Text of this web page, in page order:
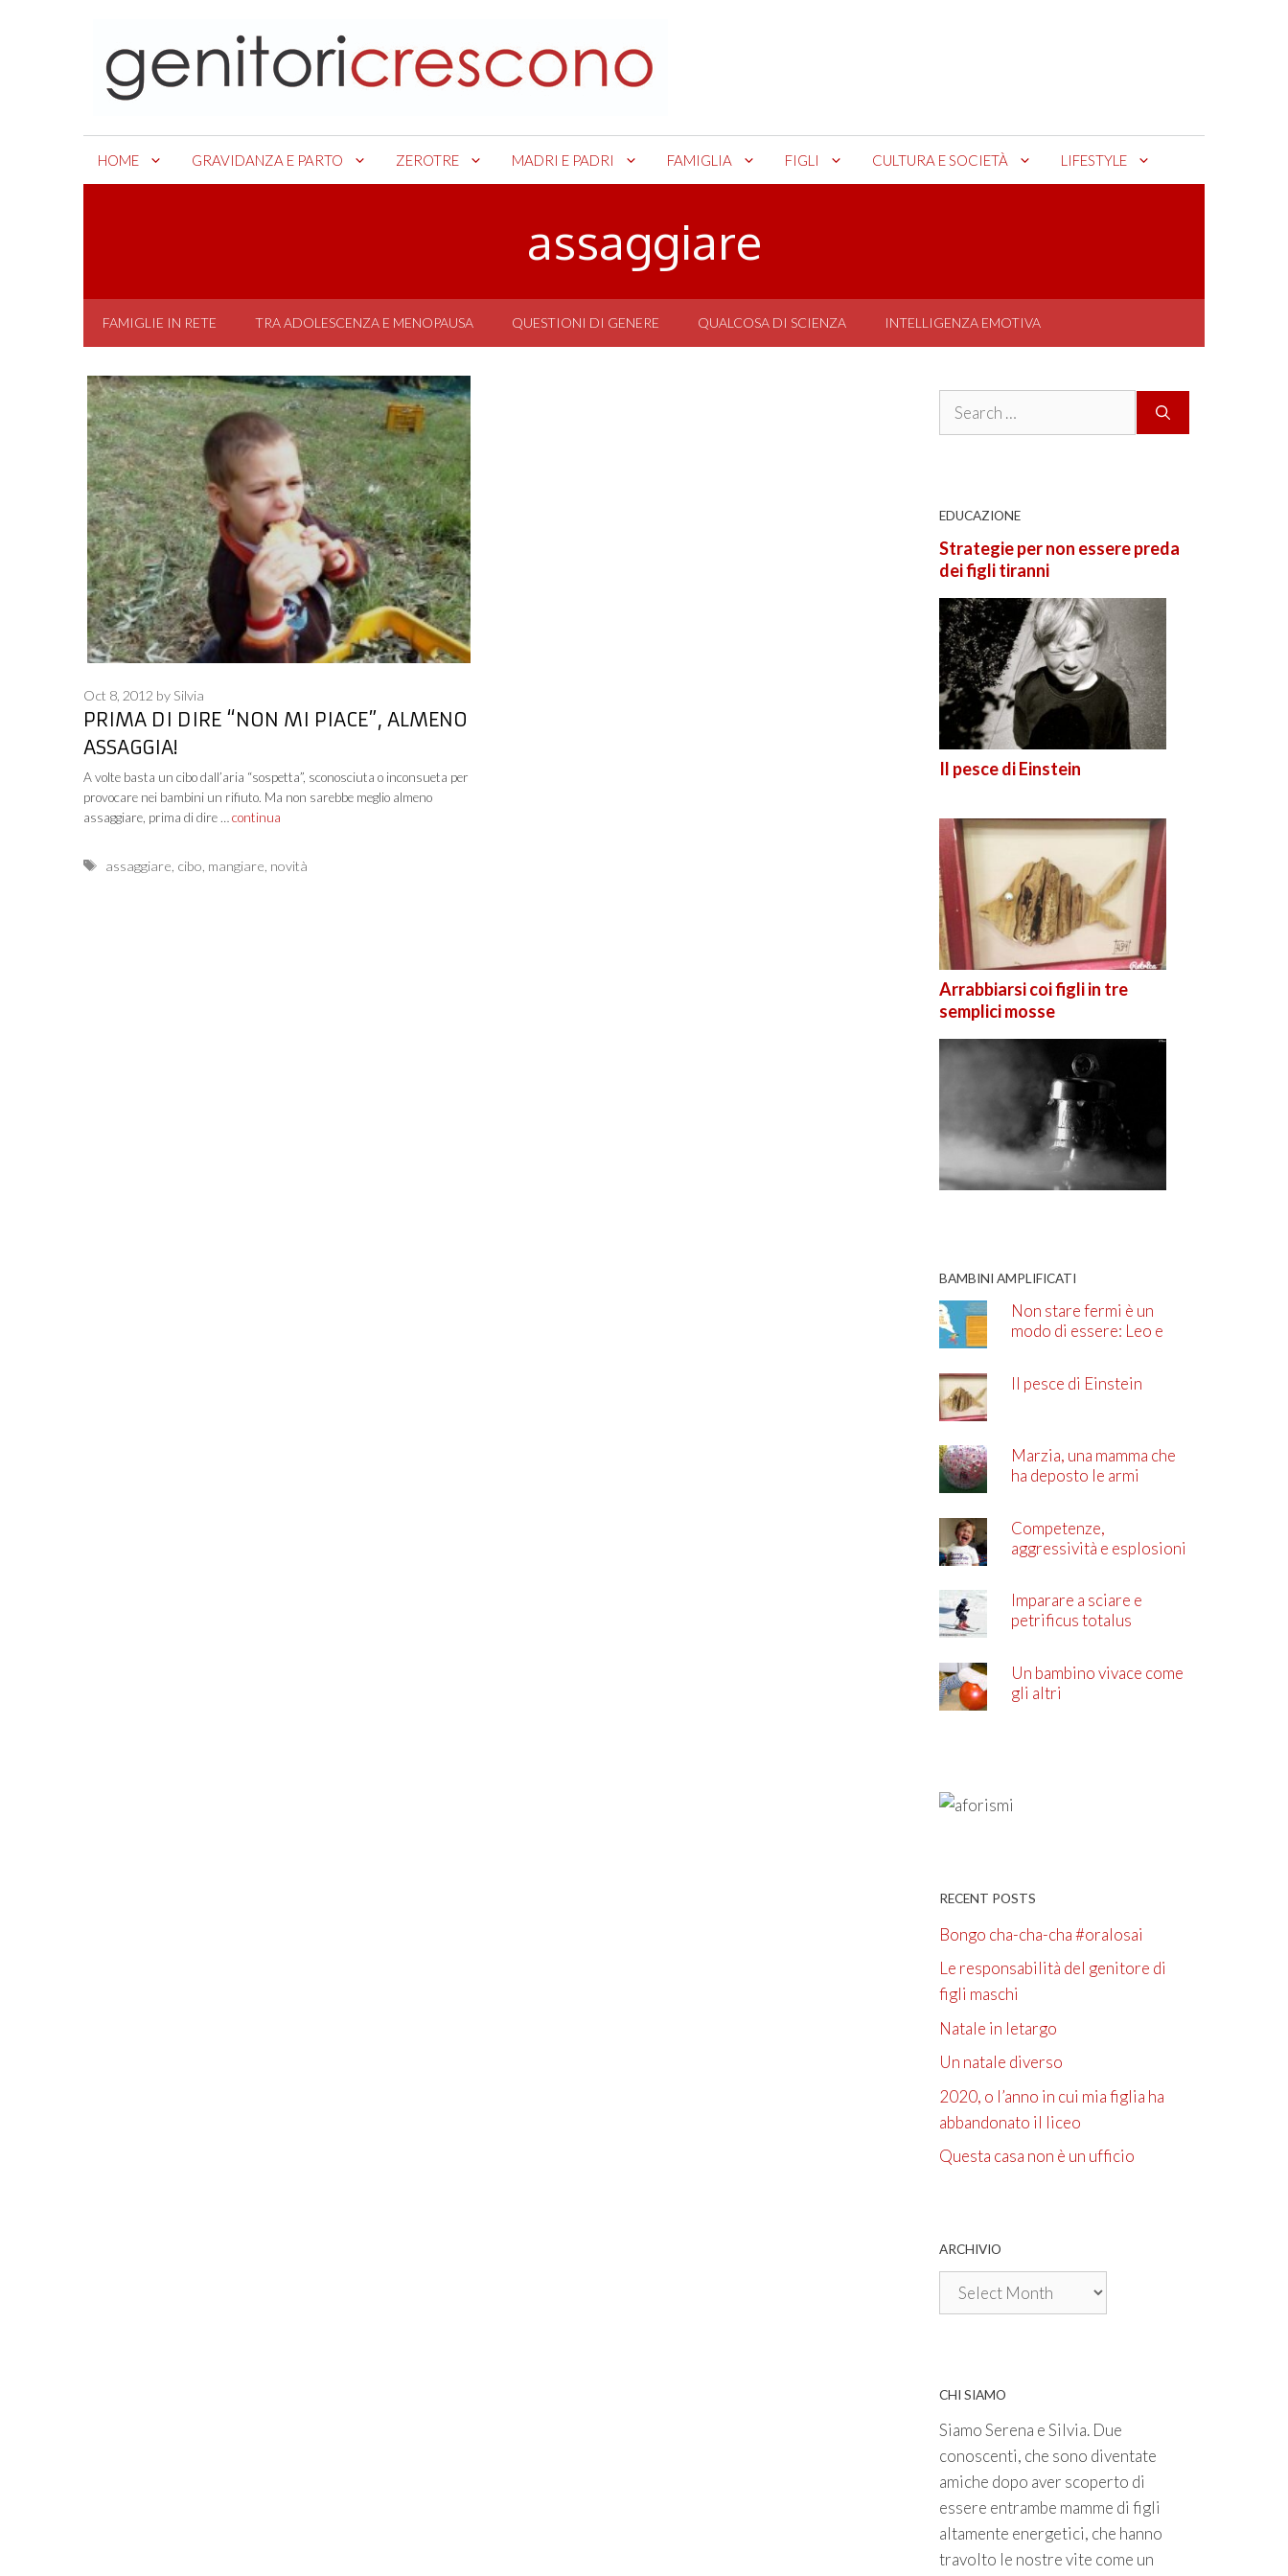
HOME GRAVIDANZA E PARTO ZEROTRE MADRI E PADRI FAMIGLIA FIGLI CULTURA E SOCIETÀ LIFESTYLE
assaggiare
FAMIGLIE IN RETE TRA ADOLESCENZA E MENOPAUSA QUESTIONI DI GENERE QUALCOSA DI SCIENZA INTELLIGENZA EMOTIVA
PRIMA DI DIRE “NON MI PIACE”, ALMENO
ASSAGGIA!
Oct 8, 2012 by Silvia
A volte basta un cibo dall’aria “sospetta”, sconosciuta o inconsueta per
provocare nei bambini un rifiuto. Ma non sarebbe meglio almeno
assaggiare, prima di dire … continua
Tags
assaggiare cibo mangiare novità
Search
EDUCAZIONE
Strategie per non essere preda
dei figli tiranni
Il pesce di Einstein
Arrabbiarsi coi figli in tre
semplici mosse
BAMBINI AMPLIFICATI
Non stare fermi è un
modo di essere: Leo e
Il pesce di Einstein
Marzia, una mamma che
ha deposto le armi
Competenze,
aggressività e esplosioni
Imparare a sciare e
petrificus totalus
Un bambino vivace come
gli altri
RECENT POSTS
Bongo cha-cha-cha #oralosai
Le responsabilità del genitore di
figli maschi
Natale in letargo
Un natale diverso
2020, o l’anno in cui mia figlia ha
abbandonato il liceo
Questa casa non è un ufficio
ARCHIVIO
Archivio
CHI SIAMO
Siamo Serena e Silvia. Due
conoscenti, che sono diventate
amiche dopo aver scoperto di
essere entrambe mamme di figli
altamente energetici, che hanno
travolto le nostre vite come un